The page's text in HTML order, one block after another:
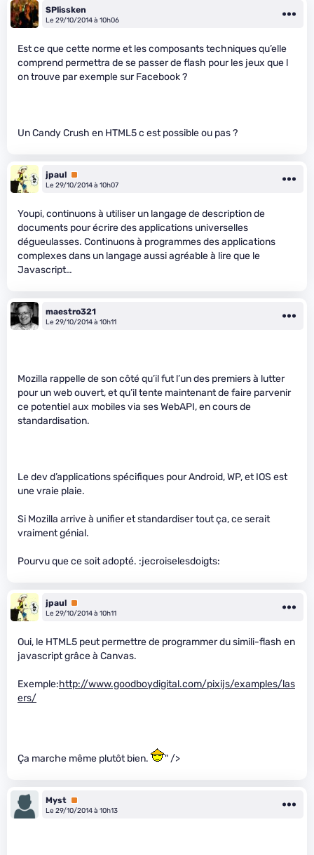
SPlissken
Le 29/10/2014 à 10h06
Est ce que cette norme et les composants techniques qu’elle
comprend permettra de se passer de flash pour les jeux que l
on trouve par exemple sur Facebook ?
Un Candy Crush en HTML5 c est possible ou pas ?
jpaul Premium
Le 29/10/2014 à 10h07
Youpi, continuons à utiliser un langage de description de
documents pour écrire des applications universelles
dégueulasses. Continuons à programmes des applications
complexes dans un langage aussi agréable à lire que le
Javascript…
maestro321
Le 29/10/2014 à 10h11
Mozilla rappelle de son côté qu’il fut l’un des premiers à lutter
pour un web ouvert, et qu’il tente maintenant de faire parvenir
ce potentiel aux mobiles via ses WebAPI, en cours de
standardisation.
Le dev d’applications spécifiques pour Android, WP, et IOS est
une vraie plaie.
Si Mozilla arrive à unifier et standardiser tout ça, ce serait
vraiment génial.
Pourvu que ce soit adopté. :jecroiselesdoigts:
jpaul Premium
Le 29/10/2014 à 10h11
Oui, le HTML5 peut permettre de programmer du simili-flash en
javascript grâce à Canvas.
Exemple:http://www.goodboydigital.com/pixijs/examples/las
ers/
Ça marche même plutôt bien. " />
Myst Premium
Le 29/10/2014 à 10h13